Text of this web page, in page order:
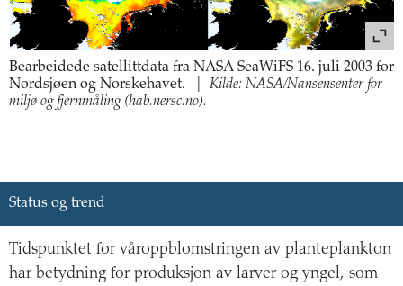
Bearbeidede satellittdata fra NASA SeaWiFS 16. juli 2003 for
Nordsjøen og Norskehavet.
Kilde: NASA/Nansensenter for
miljø og fjernmåling (hab.nersc.no).
Status og trend
Tidspunktet for våroppblomstringen av planteplankton
har betydning for produksjon av larver og yngel, som